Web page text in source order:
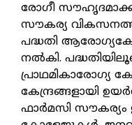
രോഗീ
സൗകര്യ
പദ്ധതി
നല്‍കി.
പ്രാഥമികാരോഗ്യ
കേന്ദ്രങ്ങളായി
ഫാര്‍മസി സൗകര്യം